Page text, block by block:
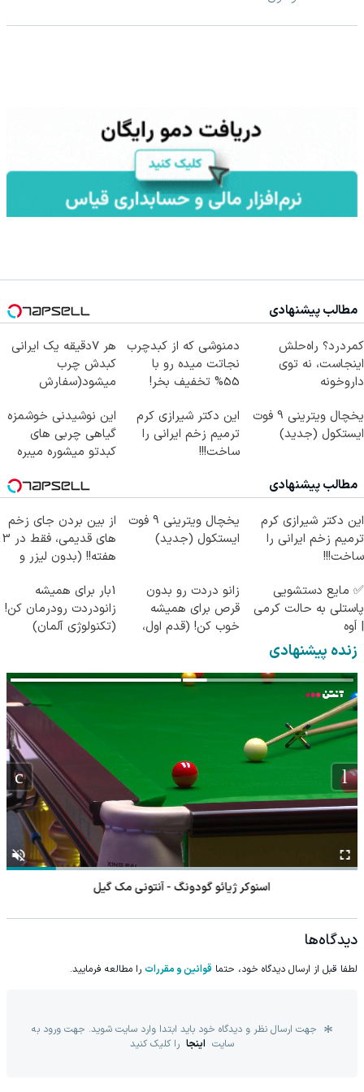
مطالب پیشنهادی
کمردرد؟ راه‌حلش
اینجاست، نه توی
داروخونه
دمنوشی که از کبدچرب
نجاتت میده رو با
55% تخفیف بخر!
هر 7دقیقه یک ایرانی
کبدش چرب
میشود(سفارش
تخفیف)
یخچال ویترینی 9 فوت
ایستکول (جدید)
این دکتر شیرازی کرم
ترمیم زخم ایرانی را
ساخت!!!
این نوشیدنی خوشمزه
گیاهی چربی های
کبدتو میشوره میبره
مطالب پیشنهادی
این دکتر شیرازی کرم
ترمیم زخم ایرانی را
ساخت!!!
یخچال ویترینی 9 فوت
ایستکول (جدید)
از بین بردن جای زخم
های قدیمی، فقط در 3
هفته!! (بدون لیزر و
✅ مایع دستشویی
پاستلی به حالت کرمی
| اَوه
زانو دردت رو بدون
قرص برای همیشه
خوب کن! (قدم اول،
1بار برای همیشه
زانودردت رودرمان کن!
(تکنولوژی آلمان)
زنده پیشنهادی
اسنوکر ژیائو گودونگ - آنتونی مک گیل
دیدگاه‌ها
لطفا قبل از ارسال دیدگاه خود، حتما قوانین و مقررات را مطالعه فرمایید.
جهت ارسال نظر و دیدگاه خود باید ابتدا وارد سایت شوید. جهت ورود به
سایت اینجا را کلیک کنید